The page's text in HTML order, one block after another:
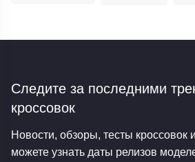
Следите за последними
кроссовок
Новости, обзоры, тесты кроссовок
можете узнать даты релизов